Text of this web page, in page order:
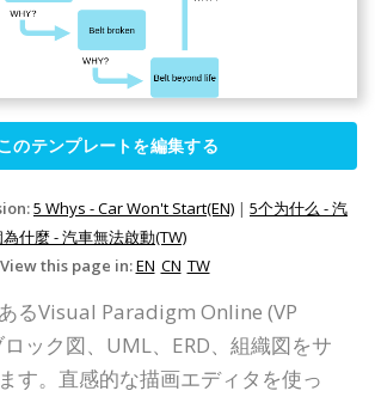
のテンプレートを編集する
5 Whys - Car Won't Start(EN) | 5个为什么 - 汽
什麼 - 汽車無法啟動(TW)
View this page in:EN CN TW
るVisual Paradigm Online (VP
ック図、UML、ERD、組織図をサ
す。直感的な描画エディタを使っ